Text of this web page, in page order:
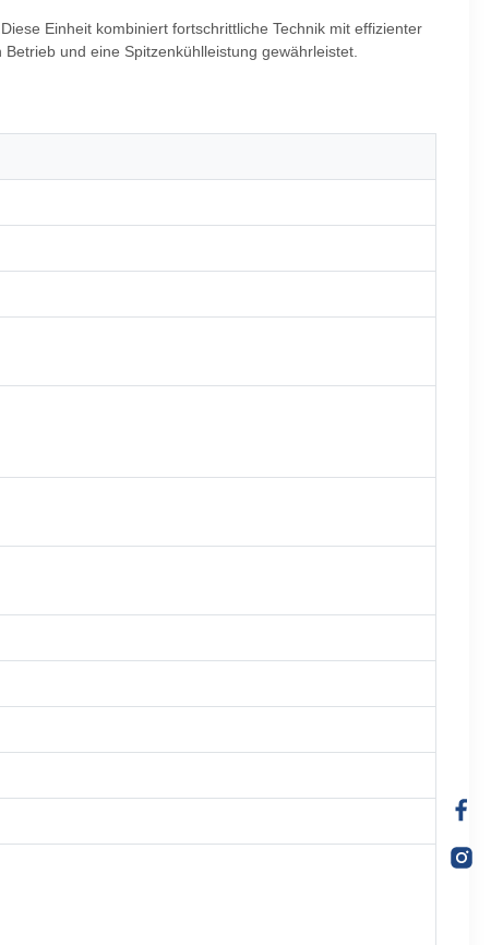
Einheit kombiniert fortschrittliche Technik mit effizienter
und eine Spitzenkühlleistung gewährleistet.